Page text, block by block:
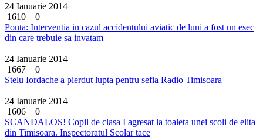
24 Ianuarie 2014
1610
0
Ponta: Interventia in cazul accidentului aviatic de luni a fost un esec
din care trebuie sa invatam
24 Ianuarie 2014
1667
0
Stelu Iordache a pierdut lupta pentru sefia Radio Timisoara
24 Ianuarie 2014
1606
0
SCANDALOS! Copil de clasa I agresat la toaleta unei scoli de elita
din Timisoara. Inspectoratul Scolar tace